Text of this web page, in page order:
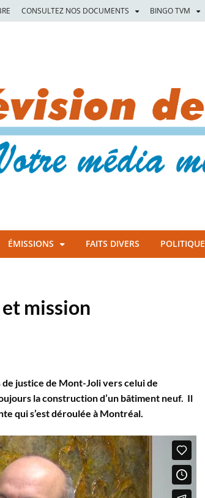
CONSULTEZ NOS DOCUMENTS BINGO TVM
ÉMISSIONS FAITS DIVERS POLITIQUE
mission
justice de Mont-Joli vers celui de
la construction d’un bâtiment neuf. Il
qui s’est déroulée à Montréal.